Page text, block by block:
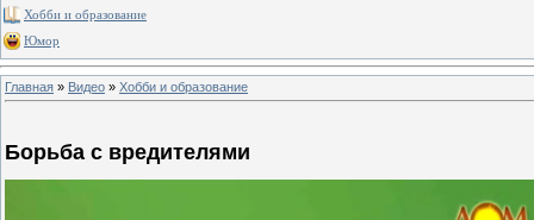
Хобби и образование
Юмор
Главная » Видео » Хобби и образование
Борьба с вредителями